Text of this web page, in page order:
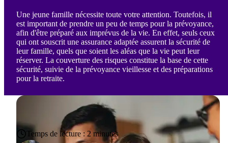
Une jeune famille nécessite toute votre attention. Toutefois, il
est important de prendre un peu de temps pour la prévoyance,
afin d'être préparé aux imprévus de la vie. En effet, seuls ceux
qui ont souscrit une assurance adaptée assurent la sécurité de
leur famille, quels que soient les aléas que la vie peut leur
réserver. La couverture des risques constitue la base de cette
sécurité, suivie de la prévoyance vieillesse et des préparations
pour la retraite.
Temps de lecture : 2 minutes